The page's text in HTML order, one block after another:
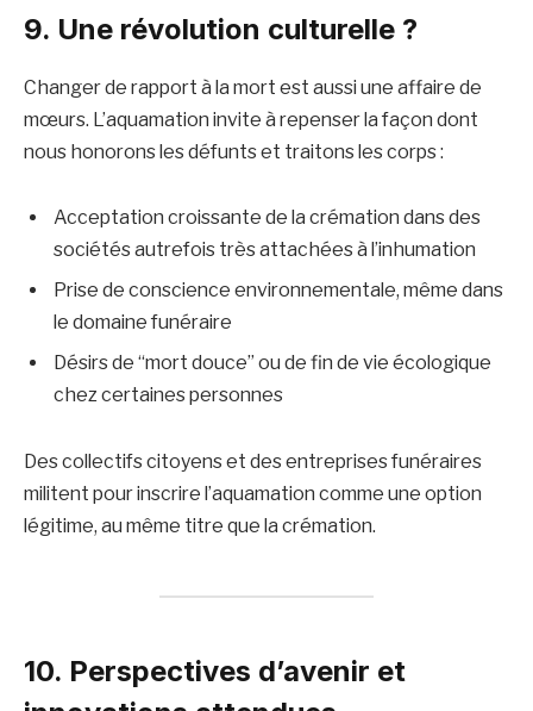
9. Une révolution culturelle ?
Changer de rapport à la mort est aussi une affaire de
mœurs. L’aquamation invite à repenser la façon dont
nous honorons les défunts et traitons les corps :
Acceptation croissante de la crémation dans des
sociétés autrefois très attachées à l’inhumation
Prise de conscience environnementale, même dans
le domaine funéraire
Désirs de “mort douce” ou de fin de vie écologique
chez certaines personnes
Des collectifs citoyens et des entreprises funéraires
militent pour inscrire l’aquamation comme une option
légitime, au même titre que la crémation.
10. Perspectives d’avenir et